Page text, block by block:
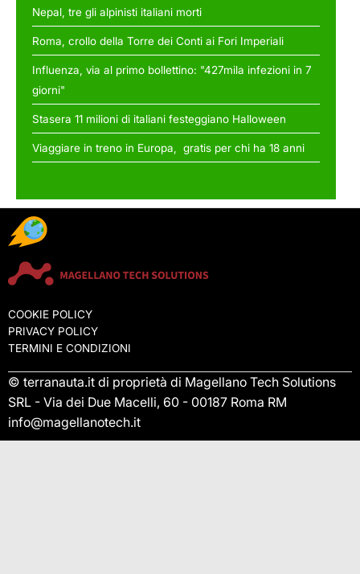
Nepal, tre gli alpinisti italiani morti
Roma, crollo della Torre dei Conti ai Fori Imperiali
Influenza, via al primo bollettino: "427mila infezioni in 7
giorni"
Stasera 11 milioni di italiani festeggiano Halloween
Viaggiare in treno in Europa, gratis per chi ha 18 anni
COOKIE POLICY
PRIVACY POLICY
TERMINI E CONDIZIONI
© terranauta.it di proprietà di Magellano Tech Solutions
SRL - Via dei Due Macelli, 60 - 00187 Roma RM
info@magellanotech.it